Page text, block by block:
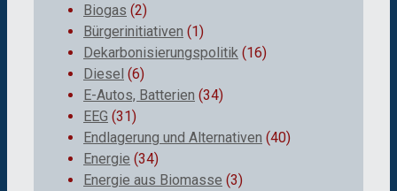
Biogas (2)
Bürgerinitiativen (1)
Dekarbonisierungspolitik (16)
Diesel (6)
E-Autos, Batterien (34)
EEG (31)
Endlagerung und Alternativen (40)
Energie (34)
Energie aus Biomasse (3)